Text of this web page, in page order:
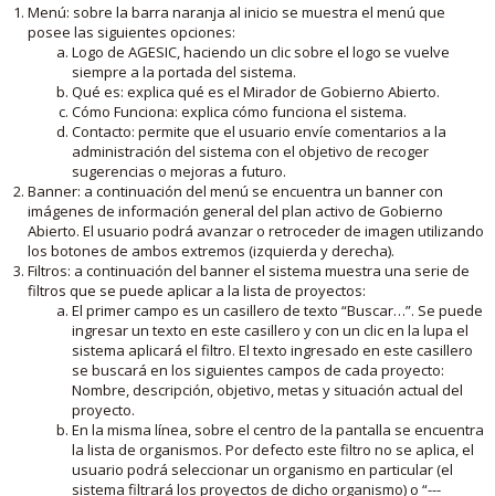
Menú: sobre la barra naranja al inicio se muestra el menú que
posee las siguientes opciones:
Logo de AGESIC, haciendo un clic sobre el logo se vuelve
siempre a la portada del sistema.
Qué es: explica qué es el Mirador de Gobierno Abierto.
Cómo Funciona: explica cómo funciona el sistema.
Contacto: permite que el usuario envíe comentarios a la
administración del sistema con el objetivo de recoger
sugerencias o mejoras a futuro.
Banner: a continuación del menú se encuentra un banner con
imágenes de información general del plan activo de Gobierno
Abierto. El usuario podrá avanzar o retroceder de imagen utilizando
los botones de ambos extremos (izquierda y derecha).
Filtros: a continuación del banner el sistema muestra una serie de
filtros que se puede aplicar a la lista de proyectos:
El primer campo es un casillero de texto “Buscar…”. Se puede
ingresar un texto en este casillero y con un clic en la lupa el
sistema aplicará el filtro. El texto ingresado en este casillero
se buscará en los siguientes campos de cada proyecto:
Nombre, descripción, objetivo, metas y situación actual del
proyecto.
En la misma línea, sobre el centro de la pantalla se encuentra
la lista de organismos. Por defecto este filtro no se aplica, el
usuario podrá seleccionar un organismo en particular (el
sistema filtrará los proyectos de dicho organismo) o “---